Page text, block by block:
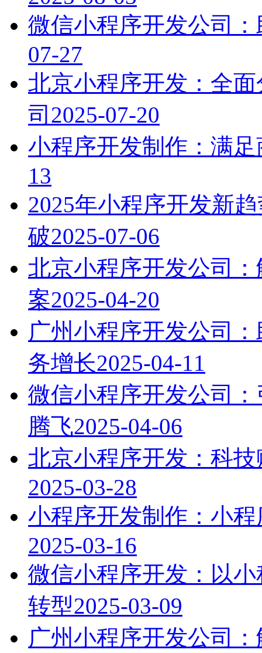
微信小程序开发公司
07-27
北京小程序开发：全
司 2025-07-20
小程序开发制作：满
13
2025年小程序开发新
破2025-07-06
北京小程序开发公司
案2025-04-20
广州小程序开发公司
务增长2025-04-11
微信小程序开发公司
腾飞2025-04-06
北京小程序开发：科
2025-03-28
小程序开发制作：小
2025-03-16
微信小程序开发：以
转型2025-03-09
广州小程序开发公司